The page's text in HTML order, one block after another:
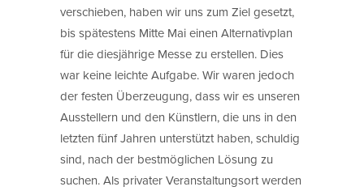
verschieben, haben wir uns zum Ziel gesetzt,
bis spätestens Mitte Mai einen Alternativplan
für die diesjährige Messe zu erstellen. Dies
war keine leichte Aufgabe. Wir waren jedoch
der festen Überzeugung, dass wir es unseren
Ausstellern und den Künstlern, die uns in den
letzten fünf Jahren unterstützt haben, schuldig
sind, nach der bestmöglichen Lösung zu
suchen. Als privater Veranstaltungsort werden